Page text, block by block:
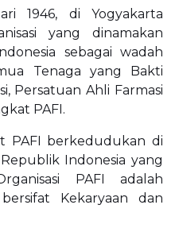
1946, di Yogyakarta
yang dinamakan
sebagai wadah
Tenaga yang Bakti
Persatuan Ahli Farmasi
PAFI.
PAFI berkedudukan di
Indonesia yang
PAFI adalah
Kekaryaan dan